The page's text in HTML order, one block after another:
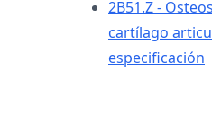
2B51.Z -
cartílago
especificación